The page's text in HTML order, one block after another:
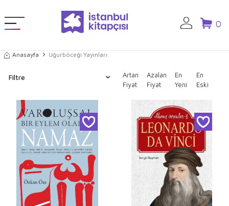
0
Anasayfa Uğurböceği Yayınları
Filtre
Artan
Fiyat
Azalan
Fiyat
En
Yeni
En
Eski